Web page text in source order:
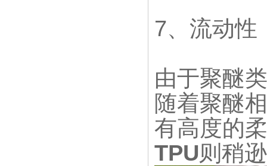
7、流动性
由于聚醚类
随着聚醚
有高度的
TPU则稍